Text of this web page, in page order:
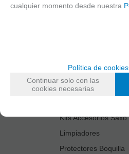
Cañas
Estuches
Estuches Instrumento
Kits Accesorios Saxo
Limpiadores
Protectores Boquilla
cualquier momento desde nuestra
Política de cookies
Continuar solo con las
cookies necesarias